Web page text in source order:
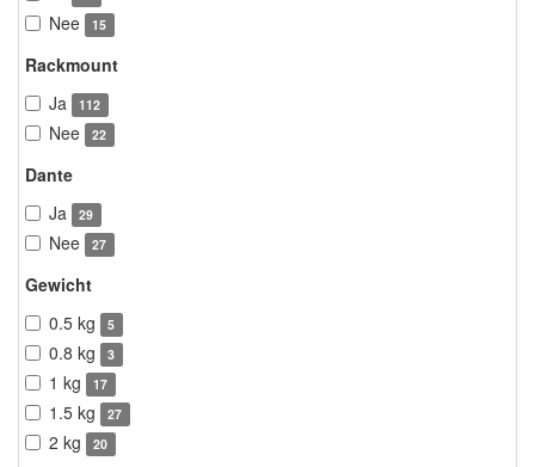
Nee 15
Rackmount
Ja
112
Nee 22
Dante
Ja
29
Nee 27
Gewicht
0.5 kg
5
0.8 kg 3
1 kg 17
1.5 kg 27
2 kg 20